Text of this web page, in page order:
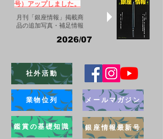
号）アップしました。
月刊「銀座情報」掲載商
品の追加写真・補足情報
2026/07
社外活動
業物位列
鑑賞の基礎知識
メールマガジン
銀座情報最新号